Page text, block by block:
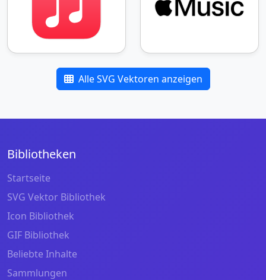
Alle SVG Vektoren anzeigen
Bibliotheken
Startseite
SVG Vektor Bibliothek
Icon Bibliothek
GIF Bibliothek
Beliebte Inhalte
Sammlungen